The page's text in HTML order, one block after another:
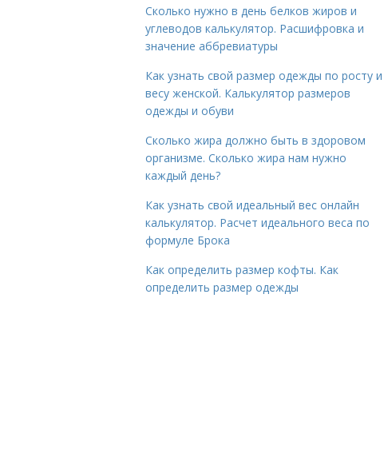
Сколько нужно в день белков жиров и
углеводов калькулятор. Расшифровка и
значение аббревиатуры
Как узнать свой размер одежды по росту и
весу женской. Калькулятор размеров
одежды и обуви
Сколько жира должно быть в здоровом
организме. Сколько жира нам нужно
каждый день?
Как узнать свой идеальный вес онлайн
калькулятор. Расчет идеального веса по
формуле Брока
Как определить размер кофты. Как
определить размер одежды